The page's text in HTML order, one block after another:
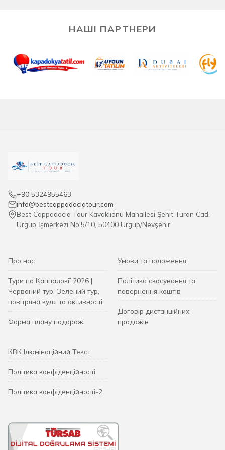
обслуговуванню, прозорому ціноутворенню та
НАШІ ПАРТНЕРИ
+90 5324955463
info@bestcappadociatour.com
Best Cappadocia Tour Kavaklıönü Mahallesi Şehit Turan Cad.
Ürgüp İşmerkezi No:5/10, 50400 Ürgüp/Nevşehir
Про нас
Тури по Каппадокії 2026 |
Червоний тур, Зелений тур,
повітряна куля та активності
Форма плану подорожі
Умови та положення
Політика скасування та
повернення коштів
Договір дистанційних
продажів
КВК Ілюмінаційний Текст
Політика конфіденційності
Політика конфіденційності-2